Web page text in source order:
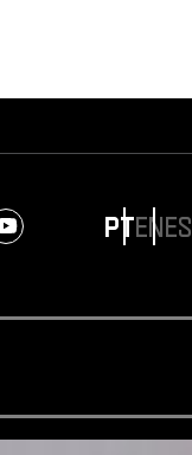
X
Youtube PTENES